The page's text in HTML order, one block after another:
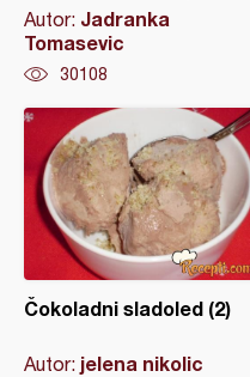
Autor: Jadranka
Tomasevic
30108
Čokoladni sladoled (2)
Autor: jelena nikolic